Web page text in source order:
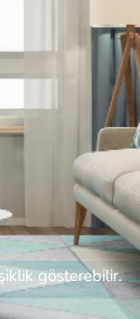
gösterebilir.